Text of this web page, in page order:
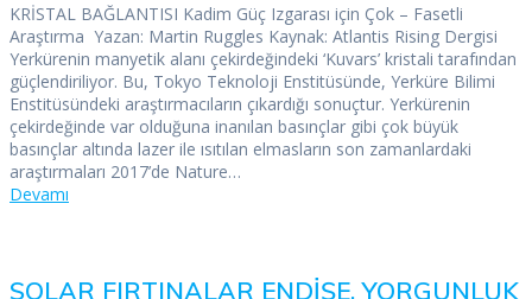
KRİSTAL BAĞLANTISI Kadim Güç Izgarası için Çok – Fasetli
Araştırma Yazan: Martin Ruggles Kaynak: Atlantis Rising Dergisi
Yerkürenin manyetik alanı çekirdeğindeki ‘Kuvars’ kristali tarafından
güçlendiriliyor. Bu, Tokyo Teknoloji Enstitüsünde, Yerküre Bilimi
Enstitüsündeki araştırmacıların çıkardığı sonuçtur. Yerkürenin
çekirdeğinde var olduğuna inanılan basınçlar gibi çok büyük
basınçlar altında lazer ile ısıtılan elmasların son zamanlardaki
araştırmaları 2017’de Nature…
Devamı
SOLAR FIRTINALAR ENDİŞE, YORGUNLUK